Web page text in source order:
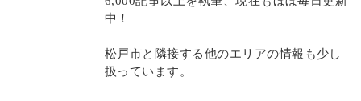
中！
松戸市と隣接する他のエリアの情報も少し
扱っています。